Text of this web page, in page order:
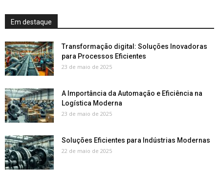
Em destaque
Transformação digital: Soluções Inovadoras
para Processos Eficientes
23 de maio de 2025
A Importância da Automação e Eficiência na
Logística Moderna
23 de maio de 2025
Soluções Eficientes para Indústrias Modernas
22 de maio de 2025